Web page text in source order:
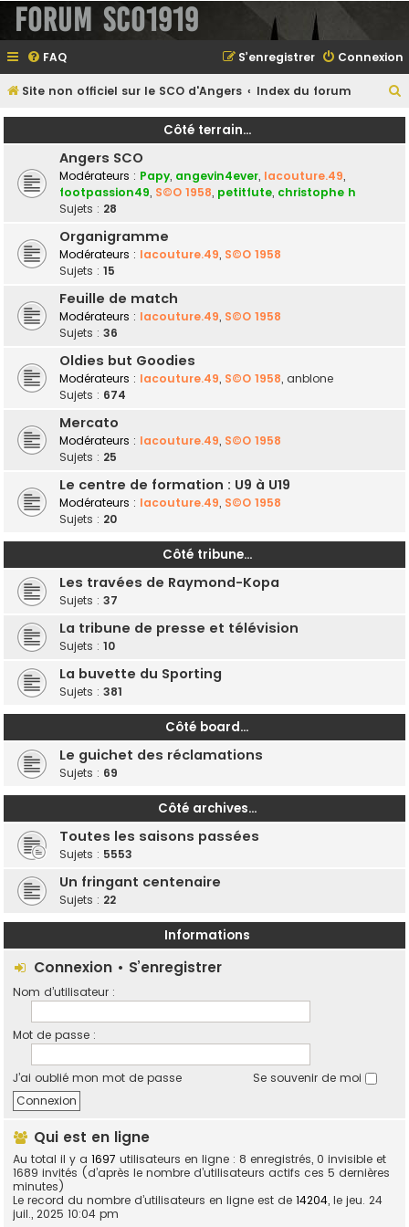
Forum SCO1919
FAQ Connexion
S’enregistrer
Site non officiel sur le SCO d'Angers Index du forum
e
Côté terrain...
Angers SCO
Modérateurs : Papy, angevin4ever, lacouture.49,
footpassion49, S©O 1958, petitfute, christophe h
Sujets : 28
Organigramme
Modérateurs : lacouture.49, S©O 1958
Sujets : 15
Feuille de match
Modérateurs : lacouture.49, S©O 1958
Sujets : 36
Oldies but Goodies
Modérateurs : lacouture.49, S©O 1958, anblone
Sujets : 674
Mercato
Modérateurs : lacouture.49, S©O 1958
Sujets : 25
Le centre de formation : U9 à U19
Modérateurs : lacouture.49, S©O 1958
Sujets : 20
Côté tribune...
Les travées de Raymond-Kopa
Sujets : 37
La tribune de presse et télévision
Sujets : 10
La buvette du Sporting
Sujets : 381
Côté board...
Le guichet des réclamations
Sujets : 69
Côté archives...
Toutes les saisons passées
Sujets : 5553
Un fringant centenaire
Sujets : 22
Informations
Connexion • S’enregistrer
Nom d’utilisateur :
Mot de passe :
J’ai oublié mon mot de passe Se souvenir de moi
Qui est en ligne
Au total il y a 1697 utilisateurs en ligne : 8 enregistrés, 0 invisible et
1689 invités (d’après le nombre d’utilisateurs actifs ces 5 dernières
minutes)
Le record du nombre d’utilisateurs en ligne est de 14204, le jeu. 24
juil., 2025 10:04 pm